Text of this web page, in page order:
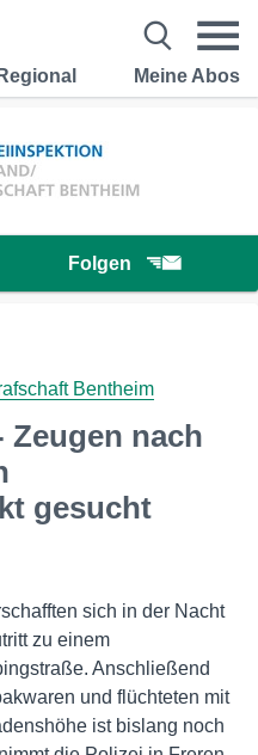
Regional Meine Abos
Folgen
Bentheim
Zeugen nach
gesucht
sich in der Nacht
zu einem
Anschließend
und flüchteten mit
ist bislang noch